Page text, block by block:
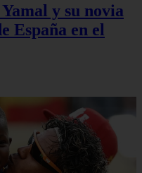
y su novia
España en el